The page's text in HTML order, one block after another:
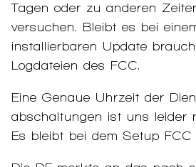
Tagen oder zu anderen
versuchen. Bleibt es bei
installierbaren Update
Logdateien des FCC.
Eine Genaue Uhrzeit der
abschaltungen ist uns leider
Es bleibt bei dem Setup FCC